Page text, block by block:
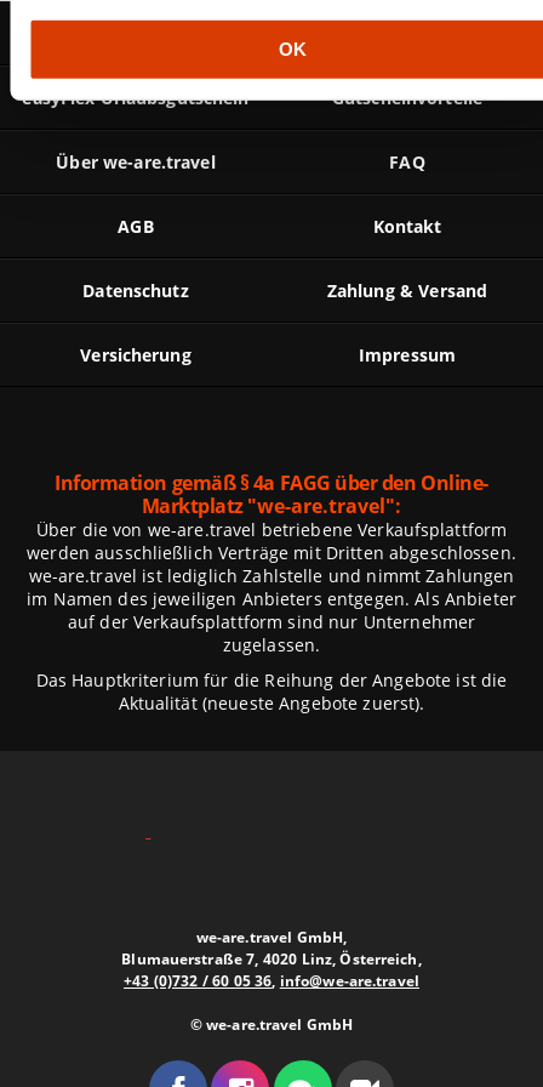
a
s
w
OK
easyFlex Urlaubsgutschein Gutscheinvorteile
Über we-are.travel FAQ
AGB Kontakt
Datenschutz Zahlung & Versand
Versicherung Impressum
Information gemäß § 4a FAGG über den Online-
Marktplatz"we-are.travel":
Über die von we-are.travel betriebene Verkaufsplattform
werden ausschließlich Verträge mit Dritten abgeschlossen.
we-are.travel ist lediglich Zahlstelle und nimmt Zahlungen
im Namen des jeweiligen Anbieters entgegen. Als Anbieter
auf der Verkaufsplattform sind nur Unternehmer
zugelassen.
Das Hauptkriterium für die Reihung der Angebote ist die
Aktualität (neueste Angebote zuerst).
we-are.travel GmbH,
Blumauerstraße 7, 4020 Linz, Österreich,
+43 (0)732 / 60 05 36, info@we-are.travel
© we-are.travel GmbH